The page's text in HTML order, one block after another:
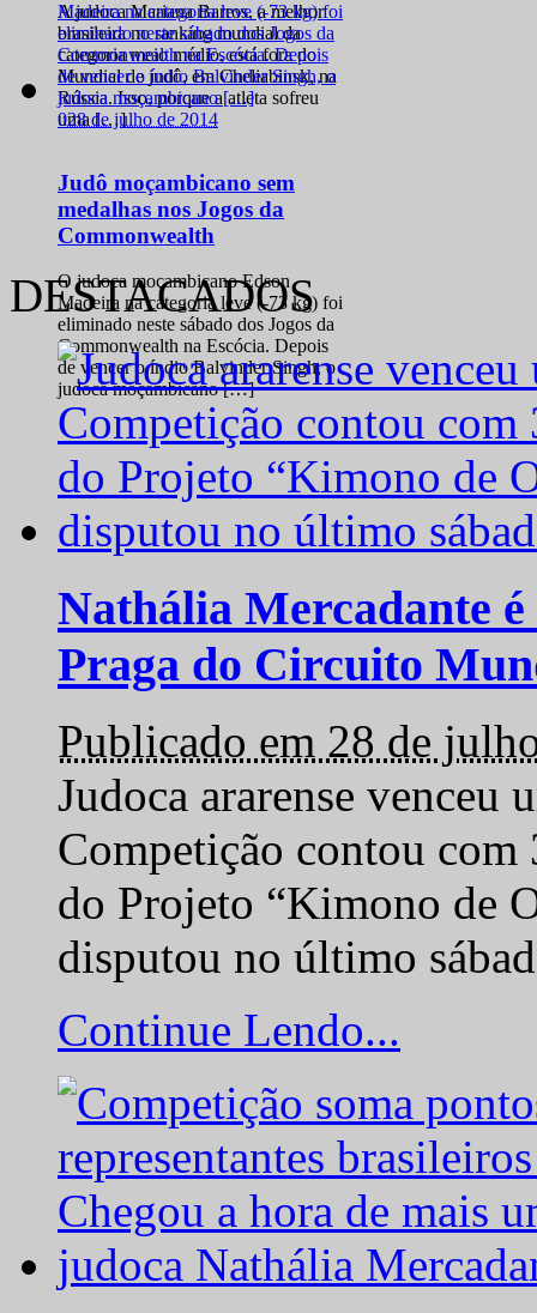
A judoca Mariana Barros, a melhor
brasileira no ranking mundial da
categoria meio médio, está fora do
Mundial de judô, em Cheliabinsk, na
Rússia. Isso, porque a atleta sofreu
uma […]
028 de julho de 2014
Judô moçambicano sem
medalhas nos Jogos da
Commonwealth
O judoca moçambicano Edson
Madeira na categoria leve (-73 kg) foi
eliminado neste sábado dos Jogos da
Commonwealth na Escócia. Depois
de vencer o índio Balvinder Singh, o
judoca moçambicano […]
DESTACADOS
Nathália Mercadante
Praga do Circuito
Publicado em 28 de
Judoca ararense venceu
Competição contou com
do Projeto “Kimono de
disputou no último
Continue Lendo...